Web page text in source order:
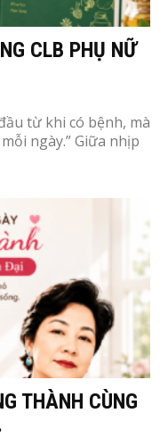
CLB PHỤ NỮ
từ khi có bệnh, mà
ngày.” Giữa nhịp
THÀNH CÙNG